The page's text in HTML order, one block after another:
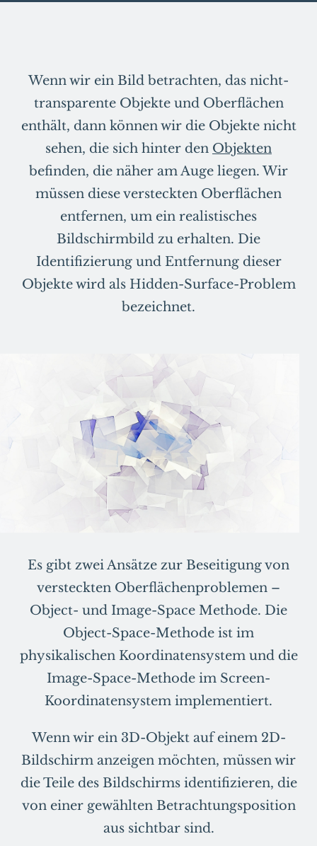
Wenn wir ein Bild betrachten, das nicht-
transparente Objekte und Oberflächen
enthält, dann können wir die Objekte nicht
sehen, die sich hinter den Objekten
befinden, die näher am Auge liegen. Wir
müssen diese versteckten Oberflächen
entfernen, um ein realistisches
Bildschirmbild zu erhalten. Die
Identifizierung und Entfernung dieser
Objekte wird als Hidden-Surface-Problem
bezeichnet.
Es gibt zwei Ansätze zur Beseitigung von
versteckten Oberflächenproblemen –
Object- und Image-Space Methode. Die
Object-Space-Methode ist im
physikalischen Koordinatensystem und die
Image-Space-Methode im Screen-
Koordinatensystem implementiert.
Wenn wir ein 3D-Objekt auf einem 2D-
Bildschirm anzeigen möchten, müssen wir
die Teile des Bildschirms identifizieren, die
von einer gewählten Betrachtungsposition
aus sichtbar sind.